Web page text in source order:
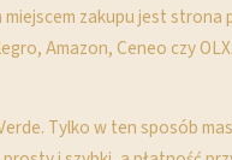
zakupu jest
Amazon, Ceneo czy
Tylko w ten sposób